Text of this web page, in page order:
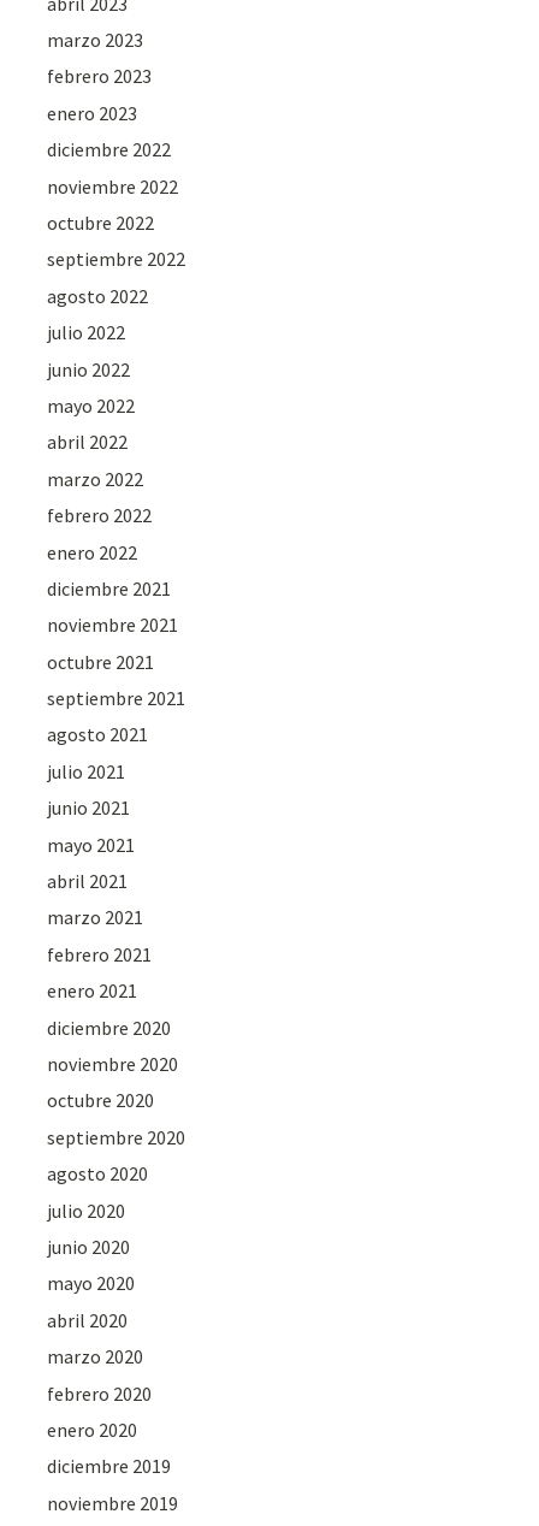
marzo 2023
febrero 2023
enero 2023
diciembre 2022
noviembre 2022
octubre 2022
septiembre 2022
agosto 2022
julio 2022
junio 2022
mayo 2022
abril 2022
marzo 2022
febrero 2022
enero 2022
diciembre 2021
noviembre 2021
octubre 2021
septiembre 2021
agosto 2021
julio 2021
junio 2021
mayo 2021
abril 2021
marzo 2021
febrero 2021
enero 2021
diciembre 2020
noviembre 2020
octubre 2020
septiembre 2020
agosto 2020
julio 2020
junio 2020
mayo 2020
abril 2020
marzo 2020
febrero 2020
enero 2020
diciembre 2019
noviembre 2019